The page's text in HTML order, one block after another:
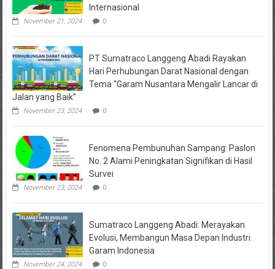
Internasional
November 21, 2024 0
PT Sumatraco Langgeng Abadi Rayakan
Hari Perhubungan Darat Nasional dengan
Tema “Garam Nusantara Mengalir Lancar di
Jalan yang Baik”
November 23, 2024 0
Fenomena Pembunuhan Sampang: Paslon
No. 2 Alami Peningkatan Signifikan di Hasil
Survei
November 23, 2024 0
Sumatraco Langgeng Abadi: Merayakan
Evolusi, Membangun Masa Depan Industri
Garam Indonesia
November 24, 2024 0